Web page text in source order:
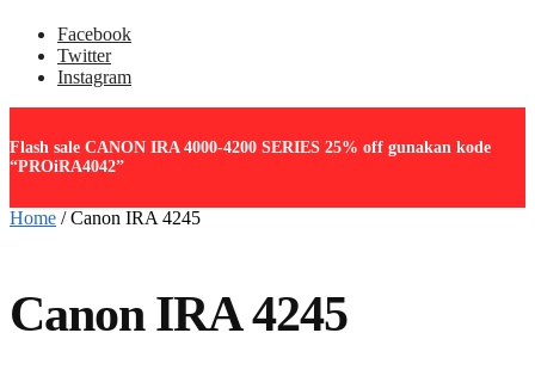
Facebook
Twitter
Instagram
Flash sale CANON IRA 4000-4200 SERIES 25% off gunakan kode
“PROiRA4042”
Home /Canon IRA 4245
Canon IRA 4245